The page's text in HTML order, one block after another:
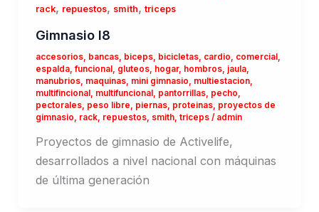
rack, repuestos, smith, triceps
Gimnasio I8
accesorios, bancas, biceps, bicicletas, cardio, comercial ,
espalda,funcional , gluteos, hogar, hombros, jaula,
manubrios, maquinas, mini gimnasio, multiestacion,
multifincional , multifuncional , pantorrillas, pecho,
pectorales, peso libre, piernas, proteinas, proyectos de
gimnasio, rack, repuestos, smith, triceps/ admin
Proyectos de gimnasio de Activelife,
desarrollados a nivel nacional con máquinas
de última generación